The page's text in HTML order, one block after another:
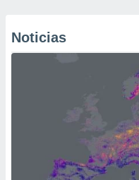
Noticias